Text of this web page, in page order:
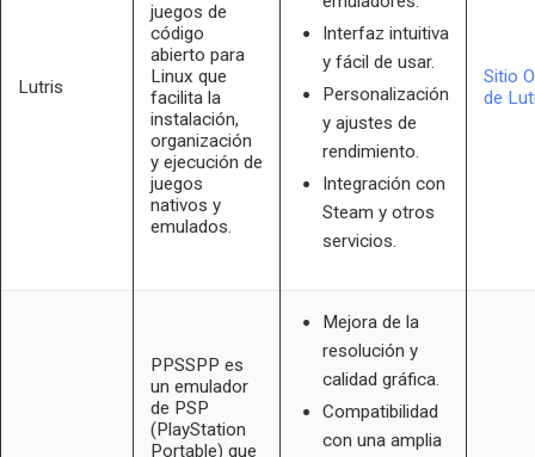
Lutris
juegos de
código
abierto para
Linux que
facilita la
instalación,
organización
y ejecución de
juegos
nativos y
emulados.
Interfaz intuitiva
y fácil de usar.
Personalización
y ajustes de
rendimiento.
Integración con
Steam y otros
servicios.
Sitio
de
PPSSPP es
un emulador
de PSP
(PlayStation
Portable) que
Mejora de la
resolución y
calidad gráfica.
Compatibilidad
con una amplia